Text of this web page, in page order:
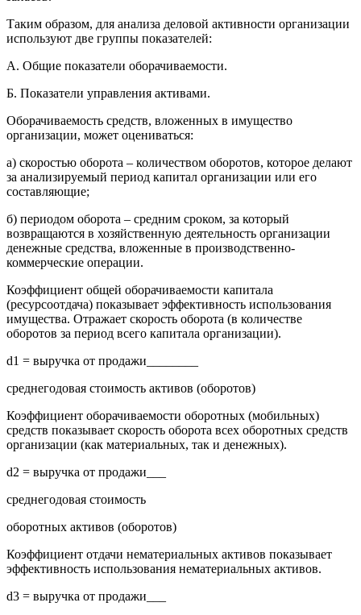
Таким образом, для анализа деловой активности организации
используют две группы показателей:
А. Общие показатели оборачиваемости.
Б. Показатели управления активами.
Оборачиваемость средств, вложенных в имущество
организации, может оцениваться:
а) скоростью оборота – количеством оборотов, которое делают
за анализируемый период капитал организации или его
составляющие;
б) периодом оборота – средним сроком, за который
возвращаются в хозяйственную деятельность организации
денежные средства, вложенные в производственно-
коммерческие операции.
Коэффициент общей оборачиваемости капитала
(ресурсоотдача) показывает эффективность использования
имущества. Отражает скорость оборота (в количестве
оборотов за период всего капитала организации).
d1 = выручка от продажи________
среднегодовая стоимость активов (оборотов)
Коэффициент оборачиваемости оборотных (мобильных)
средств показывает скорость оборота всех оборотных средств
организации (как материальных, так и денежных).
d2 = выручка от продажи___
среднегодовая стоимость
оборотных активов (оборотов)
Коэффициент отдачи нематериальных активов показывает
эффективность использования нематериальных активов.
d3 = выручка от продажи___